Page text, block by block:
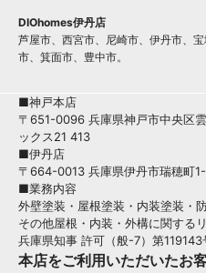
DIOhomes伊丹店
芦屋市、西宮市、尼崎市、伊丹市、
市、箕面市、豊中市。
■神戸本店
〒651-0096 兵庫県神戸市中央区
ックス21 413
■伊丹店
〒664-0013 兵庫県伊丹市瑞穂町
■業務内容
外壁塗装・屋根塗装・内装塗装・
その他屋根・内装・外構に関する
兵庫県知事 許可（般-7）第119143
本店をご利用いただいたお